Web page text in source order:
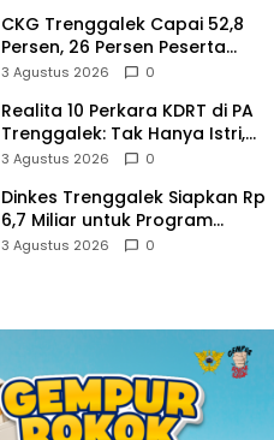
CKG Trenggalek Capai 52,8
Persen, 26 Persen Peserta
Berpotensi Alami Masalah
3 Agustus 2026 0
Realita 10 Perkara KDRT di PA
Trenggalek: Tak Hanya Istri,
Suami Juga Jadi Korban
3 Agustus 2026 0
Dinkes Trenggalek Siapkan Rp
6,7 Miliar untuk Program
Kesehatan Masyarakat di 2027
3 Agustus 2026 0